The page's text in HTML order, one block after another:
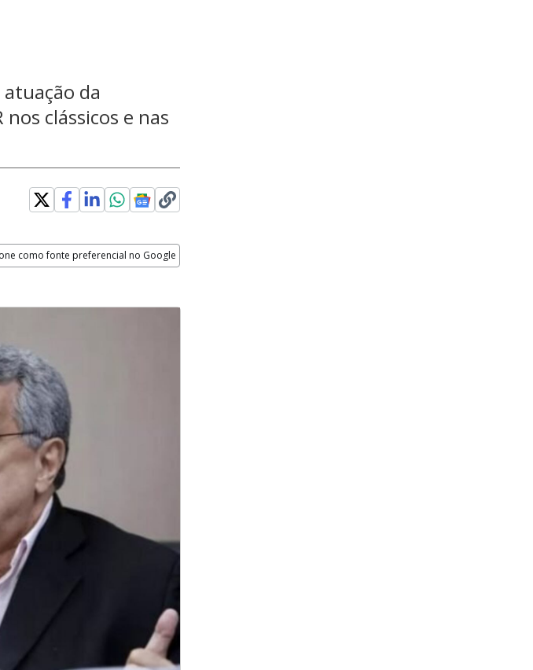
da
clássicos e nas
como fonte preferencial no Google